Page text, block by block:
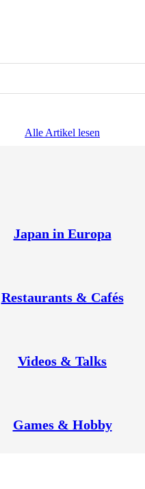
Alle Artikel lesen
Japan in Europa
Restaurants & Cafés
Videos & Talks
Games & Hobby